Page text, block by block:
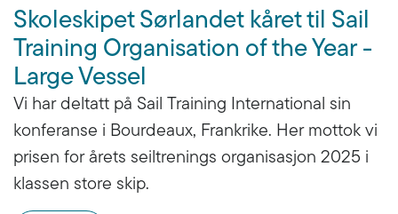
Skoleskipet Sørlandet kåret til Sail
Training Organisation of the Year -
Large Vessel
Vi har deltatt på Sail Training International sin
konferanse i Bourdeaux, Frankrike. Her mottok vi
prisen for årets seiltrenings organisasjon 2025 i
klassen store skip.